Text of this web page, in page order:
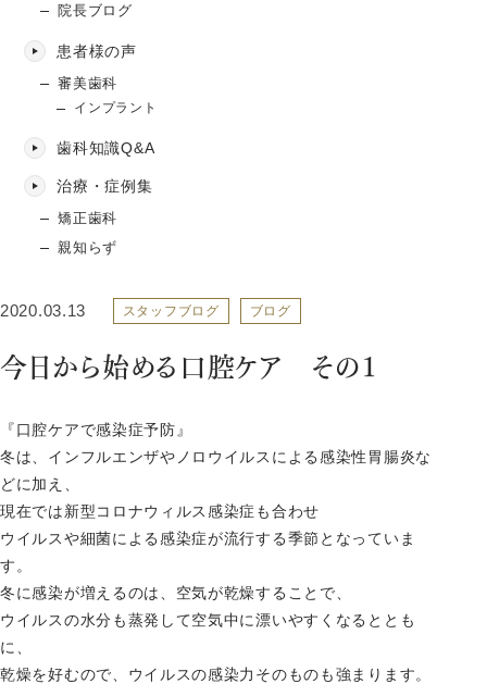
院長ブログ
患者様の声
審美歯科
インプラント
歯科知識Q&A
治療・症例集
矯正歯科
親知らず
2020.03.13 スタッフブログ ブログ
今日から始める口腔ケア その1
『口腔ケアで感染症予防』
冬は、インフルエンザやノロウイルスによる感染性胃腸炎な
どに加え、
現在では新型コロナウィルス感染症も合わせ
ウイルスや細菌による感染症が流行する季節となっていま
す。
冬に感染が増えるのは、空気が乾燥することで、
ウイルスの水分も蒸発して空気中に漂いやすくなるととも
に、
乾燥を好むので、ウイルスの感染力そのものも強まります。